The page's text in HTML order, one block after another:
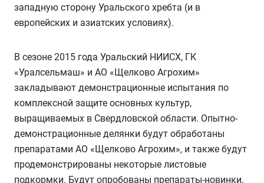
западную сторону Уральского хребта (и в
европейских и азиатских условиях).
В сезоне 2015 года Уральский НИИСХ, ГК
«Уралсельмаш» и АО «Щелково Агрохим»
закладывают демонстрационные испытания по
комплексной защите основных культур,
выращиваемых в Свердловской области. Опытно-
демонстрационные делянки будут обработаны
препаратами АО «Щелково Агрохим», и также будут
продемонстрированы некоторые листовые
подкормки. Будут опробованы препараты-новинки,